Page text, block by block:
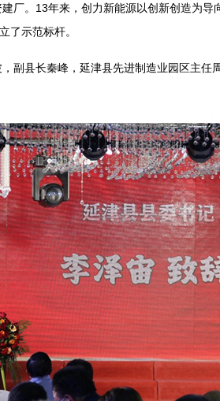
厂。13年来，创力新能源以创新创造为导
了示范标杆。
副县长秦峰，延津县先进制造业园区主任